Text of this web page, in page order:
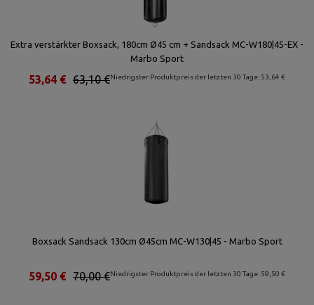
Extra verstärkter Boxsack, 180cm Ø45 cm + Sandsack MC-W180|45-EX -
Marbo Sport
Niedrigster Produktpreis der letzten 30 Tage: 53,64 €
63,10 €
53,64 €
Boxsack Sandsack 130cm Ø45cm MC-W130|45 - Marbo Sport
Niedrigster Produktpreis der letzten 30 Tage: 59,50 €
70,00 €
59,50 €